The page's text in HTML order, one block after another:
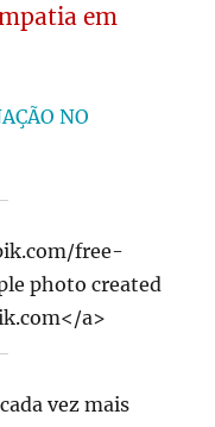
em
vez mais